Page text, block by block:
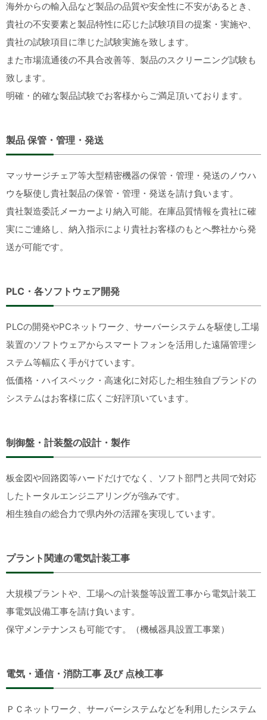
海外からの輸入品など製品の品質や安全性に不安があるとき、
貴社の不安要素と製品特性に応じた試験項目の提案・実施や、
貴社の試験項目に準じた試験実施を致します。
また市場流通後の不具合改善等、製品のスクリーニング試験も
致します。
明確・的確な製品試験でお客様からご満足頂いております。
製品 保管・管理・発送
マッサージチェア等大型精密機器の保管・管理・発送のノウハ
ウを駆使し貴社製品の保管・管理・発送を請け負います。
貴社製造委託メーカーより納入可能。在庫品質情報を貴社に確
実にご連絡し、納入指示により貴社お客様のもとへ弊社から発
送が可能です。
PLC・各ソフトウェア開発
PLCの開発やPCネットワーク、サーバーシステムを駆使し工場
装置のソフトウェアからスマートフォンを活用した遠隔管理シ
ステム等幅広く手がけています。
低価格・ハイスペック・高速化に対応した相生独自ブランドの
システムはお客様に広くご好評頂いています。
制御盤・計装盤の設計・製作
板金図や回路図等ハードだけでなく、ソフト部門と共同で対応
したトータルエンジニアリングが強みです。
相生独自の総合力で県内外の活躍を実現しています。
プラント関連の電気計装工事
大規模プラントや、工場への計装盤等設置工事から電気計装工
事電気設備工事を請け負います。
保守メンテナンスも可能です。（機械器具設置工事業）
電気・通信・消防工事 及び 点検工事
ＰＣネットワーク、サーバーシステムなどを利用したシステム